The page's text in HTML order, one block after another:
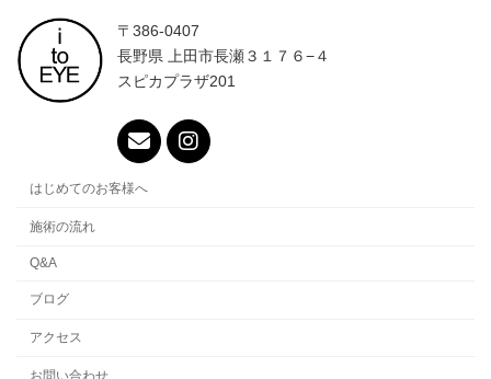
〒386-0407
長野県 上田市長瀬３１７６−４
スピカプラザ201
はじめてのお客様へ
施術の流れ
Q&A
ブログ
アクセス
お問い合わせ